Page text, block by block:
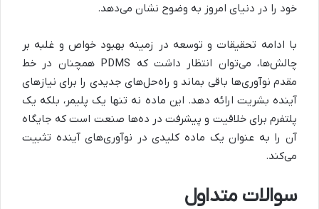
خود را در دنیای امروز به وضوح نشان می‌دهد.
با ادامه تحقیقات و توسعه در زمینه بهبود خواص و غلبه بر
چالش‌ها، می‌توان انتظار داشت که PDMS همچنان در خط
مقدم نوآوری‌ها باقی بماند و راه‌حل‌های جدیدی را برای نیازهای
آینده بشریت ارائه دهد. این ماده نه تنها یک پلیمر، بلکه یک
پلتفرم برای خلاقیت و پیشرفت در ده‌ها صنعت است که جایگاه
آن را به عنوان یک ماده کلیدی در نوآوری‌های آینده تثبیت
می‌کند.
سوالات متداول